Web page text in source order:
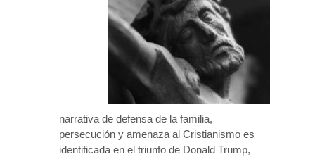
narrativa de defensa de la familia,
persecución y amenaza al Cristianismo es
identificada en el triunfo de Donald Trump,